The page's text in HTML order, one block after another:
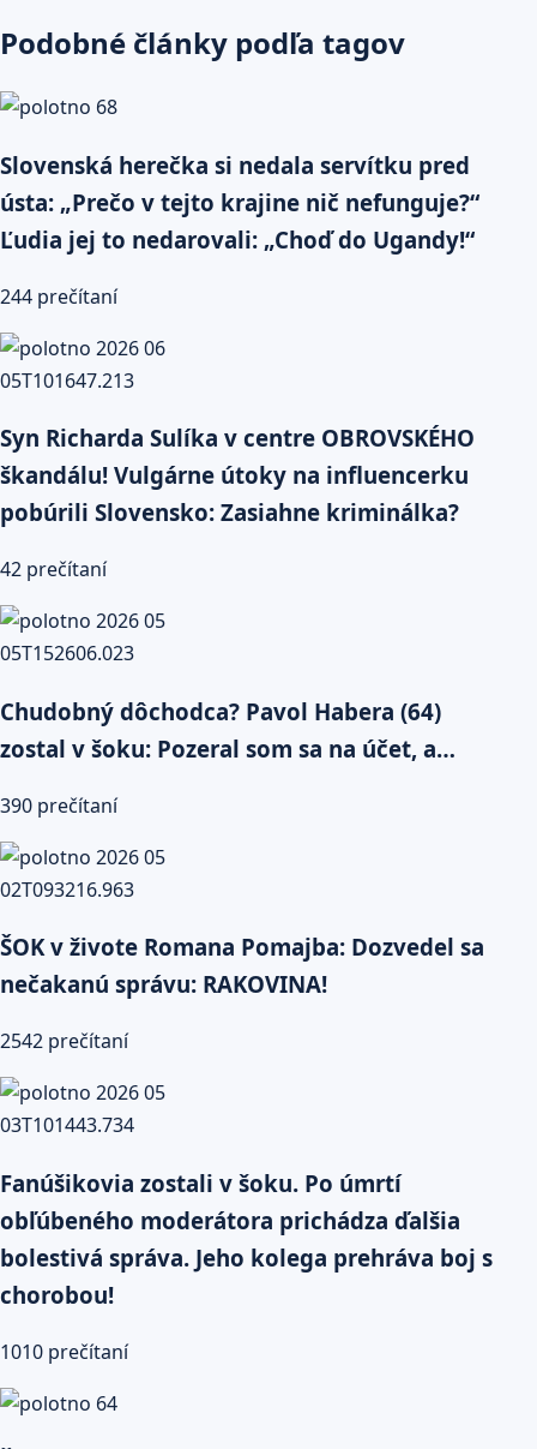
Podobné články podľa tagov
Slovenská herečka si nedala servítku pred
ústa: „Prečo v tejto krajine nič nefunguje?“
Ľudia jej to nedarovali: „Choď do Ugandy!“
244 prečítaní
Syn Richarda Sulíka v centre OBROVSKÉHO
škandálu! Vulgárne útoky na influencerku
pobúrili Slovensko: Zasiahne kriminálka?
42 prečítaní
Chudobný dôchodca? Pavol Habera (64)
zostal v šoku: Pozeral som sa na účet, a…
390 prečítaní
ŠOK v živote Romana Pomajba: Dozvedel sa
nečakanú správu: RAKOVINA!
2542 prečítaní
Fanúšikovia zostali v šoku. Po úmrtí
obľúbeného moderátora prichádza ďalšia
bolestivá správa. Jeho kolega prehráva boj s
chorobou!
1010 prečítaní